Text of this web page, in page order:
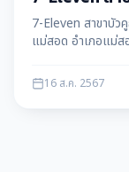
7-Eleven สาขาบั
แม่สอด อำเภอแม่
16 ส.ค. 2567